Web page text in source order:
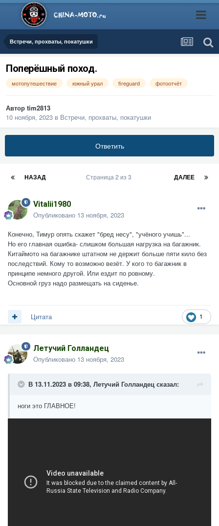
Встречи, прохваты, покатушки
Поперёшный поход.
мотопутешествие южный урал fireguard фотоотчёт
Автор tim2813
10 ноября, 2023 в Встречи, прохваты, покатушки
Ответить
НАЗАД ДАЛЕЕ
Страница 2 из 3
Vitalii1980
Опубликовано 13 ноября, 2023
Конечно, Тимур опять скажет "бред несу", "учёного учишь"...
Но его главная ошибка- слишком большая нагрузка на багажник.
Китаймото на багажнике штатном не держит больше пяти кило без
последствий. Кому то возможно везёт. У кого то багажник в
принципе немного другой. Или ездит по ровному.
Основной груз надо размещать на сиденье.
1
Цитата
Летучий Голландец
Опубликовано 13 ноября, 2023
В 13.11.2023 в 09:38, Летучий Голландец сказал:
ноги это ГЛАВНОЕ!